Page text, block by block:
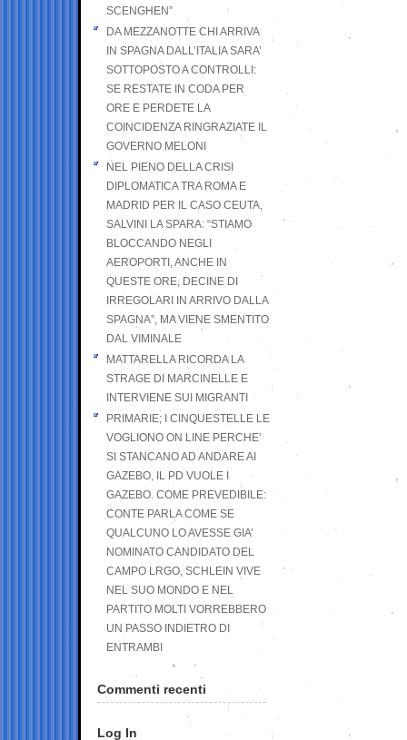
SCENGHEN”
DA MEZZANOTTE CHI ARRIVA
IN SPAGNA DALL’ITALIA SARA’
SOTTOPOSTO A CONTROLLI:
SE RESTATE IN CODA PER
ORE E PERDETE LA
COINCIDENZA RINGRAZIATE IL
GOVERNO MELONI
NEL PIENO DELLA CRISI
DIPLOMATICA TRA ROMA E
MADRID PER IL CASO CEUTA,
SALVINI LA SPARA: “STIAMO
BLOCCANDO NEGLI
AEROPORTI, ANCHE IN
QUESTE ORE, DECINE DI
IRREGOLARI IN ARRIVO DALLA
SPAGNA”, MA VIENE SMENTITO
DAL VIMINALE
MATTARELLA RICORDA LA
STRAGE DI MARCINELLE E
INTERVIENE SUI MIGRANTI
PRIMARIE; I CINQUESTELLE LE
VOGLIONO ON LINE PERCHE’
SI STANCANO AD ANDARE AI
GAZEBO, IL PD VUOLE I
GAZEBO. COME PREVEDIBILE:
CONTE PARLA COME SE
QUALCUNO LO AVESSE GIA’
NOMINATO CANDIDATO DEL
CAMPO LRGO, SCHLEIN VIVE
NEL SUO MONDO E NEL
PARTITO MOLTI VORREBBERO
UN PASSO INDIETRO DI
ENTRAMBI
Commenti recenti
Log In